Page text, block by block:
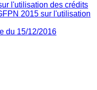
l'utilisation des crédits
2015 sur l'utilisation
du 15/12/2016